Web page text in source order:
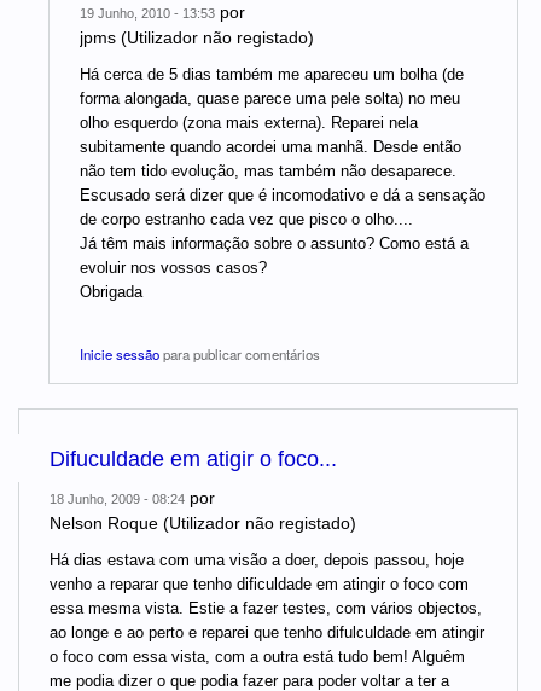
19 Junho, 2010 - 13:53 por
jpms (Utilizador não registado)
Há cerca de 5 dias também me apareceu um bolha (de
forma alongada, quase parece uma pele solta) no meu
olho esquerdo (zona mais externa). Reparei nela
subitamente quando acordei uma manhã. Desde então
não tem tido evolução, mas também não desaparece.
Escusado será dizer que é incomodativo e dá a sensação
de corpo estranho cada vez que pisco o olho....
Já têm mais informação sobre o assunto? Como está a
evoluir nos vossos casos?
Obrigada
Inicie sessãopara publicar comentários
Difuculdade em atigir o foco...
18 Junho, 2009 - 08:24 por
Nelson Roque (Utilizador não registado)
Há dias estava com uma visão a doer, depois passou, hoje
venho a reparar que tenho dificuldade em atingir o foco com
essa mesma vista. Estie a fazer testes, com vários objectos,
ao longe e ao perto e reparei que tenho difulculdade em atingir
o foco com essa vista, com a outra está tudo bem! Alguêm
me podia dizer o que podia fazer para poder voltar a ter a